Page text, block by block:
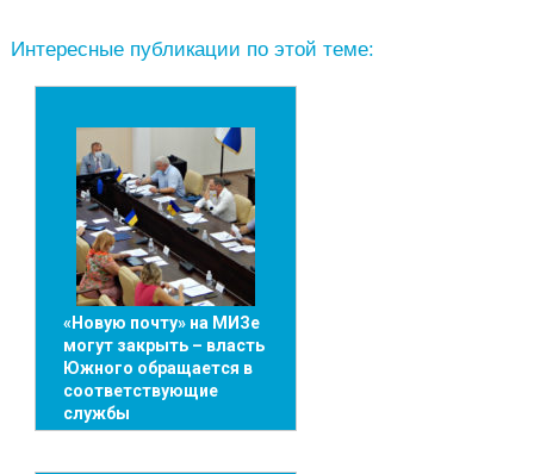
Интересные публикации по этой теме:
«Новую почту» на МИЗе
могут закрыть – власть
Южного обращается в
соответствующие
службы